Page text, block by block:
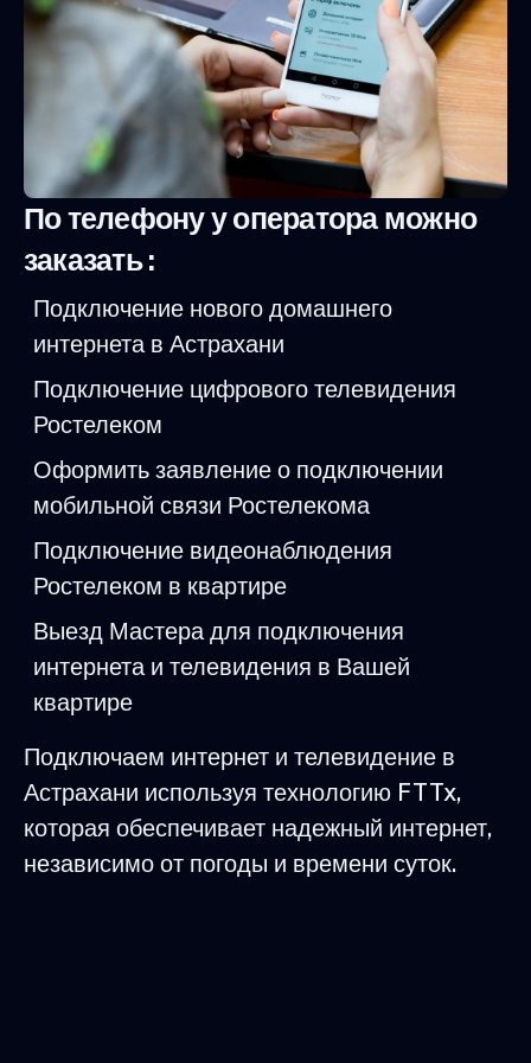
По телефону у оператора можно
заказать :
Подключение нового домашнего
интернета в Астрахани
Подключение цифрового телевидения
Ростелеком
Оформить заявление о подключении
мобильной связи Ростелекома
Подключение видеонаблюдения
Ростелеком в квартире
Выезд Мастера для подключения
интернета и телевидения в Вашей
квартире
Подключаем интернет и телевидение в
Астрахани используя технологию FTTx,
которая обеспечивает надежный интернет,
независимо от погоды и времени суток.